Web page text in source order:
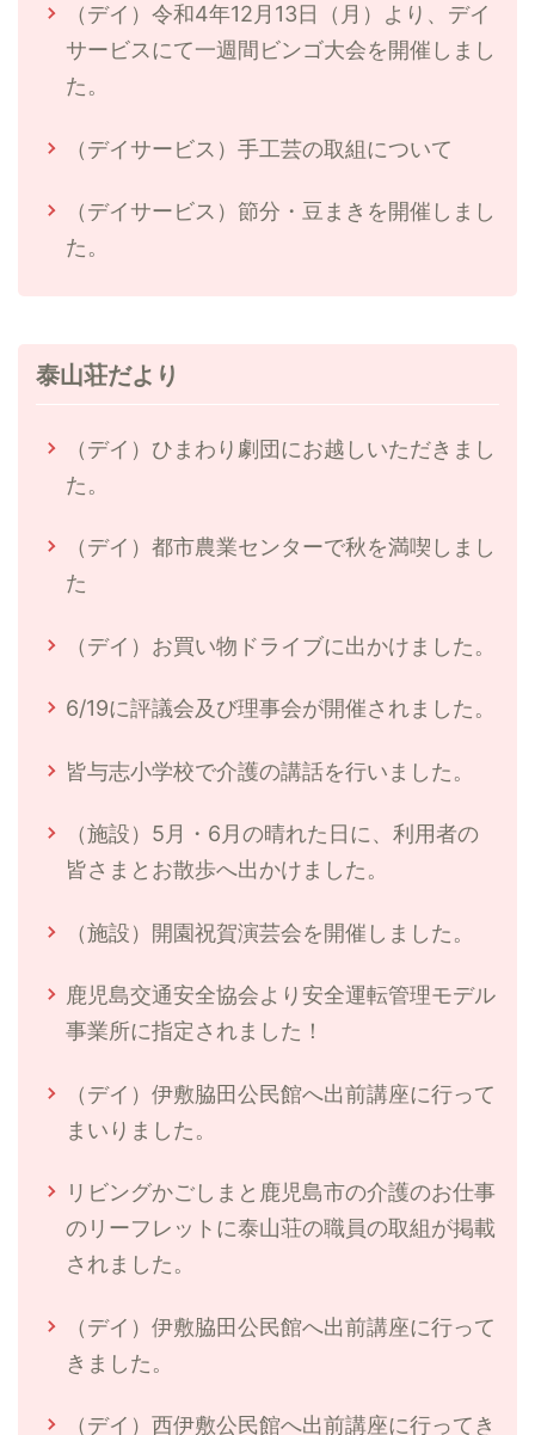
（デイ）令和4年12月13日（月）より、デイ
サービスにて一週間ビンゴ大会を開催しまし
た。
（デイサービス）手工芸の取組について
（デイサービス）節分・豆まきを開催しまし
た。
泰山荘だより
（デイ）ひまわり劇団にお越しいただきまし
た。
（デイ）都市農業センターで秋を満喫しまし
た
（デイ）お買い物ドライブに出かけました。
6/19に評議会及び理事会が開催されました。
皆与志小学校で介護の講話を行いました。
（施設）5月・6月の晴れた日に、利用者の
皆さまとお散歩へ出かけました。
（施設）開園祝賀演芸会を開催しました。
鹿児島交通安全協会より安全運転管理モデル
事業所に指定されました！
（デイ）伊敷脇田公民館へ出前講座に行って
まいりました。
リビングかごしまと鹿児島市の介護のお仕事
のリーフレットに泰山荘の職員の取組が掲載
されました。
（デイ）伊敷脇田公民館へ出前講座に行って
きました。
（デイ）西伊敷公民館へ出前講座に行ってき